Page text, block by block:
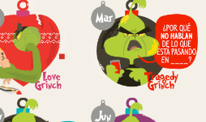
2016
-
Aceptémoslo,
en
algún
momento